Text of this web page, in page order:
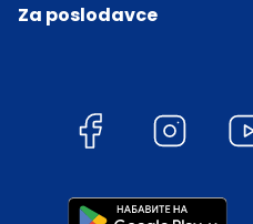
Za poslodavce